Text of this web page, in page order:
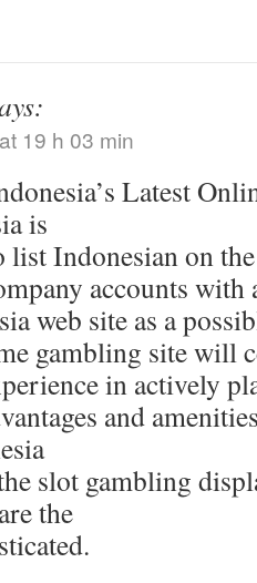
19 h 03 min
Latest
is
list Indonesian on
accounts with
web site as a
gambling site will
in actively
and
slot gambling
the